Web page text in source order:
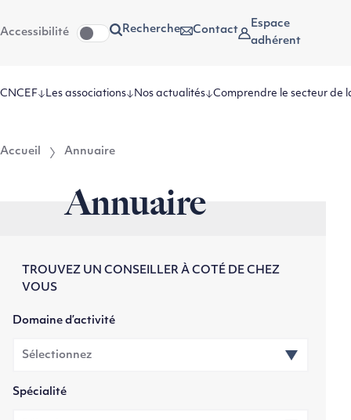
au
contenu
Accessibilité Recherche Contact
Espace
adhérent
CNCEF Les associations Nos actualités Comprendre le secteur de
Accueil Annuaire
Annuaire
TROUVEZ UN CONSEILLER À COTÉ DE CHEZ
VOUS
Domaine d’activité
Spécialité